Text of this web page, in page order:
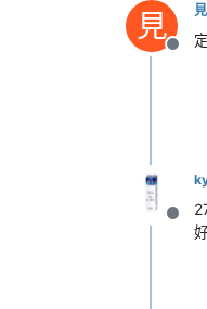
見
離線
離線